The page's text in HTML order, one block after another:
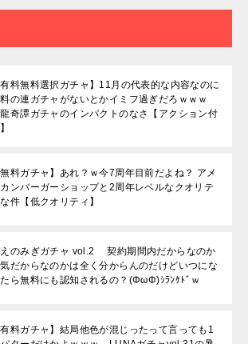
有料無料選択ガチャ】11月の代表的な内容なのに
の連ガチャがないとかイミフ過ぎだろｗｗｗ
奇譚ガチャのインパクトのなさ【アクション付
無料ガチャ】あれ？ｗ今7周年目前だよね？ アメ
カンバーガーショップと2周年レベルなクオリテ
件【低クオリティ】
えのみぎガチャ vol.2 契約期間内だからなのか
気だからなのかは全く分からんのだけどいつにな
ら無料にも認知されるの？(ΦωΦ)ｼﾗﾝｹﾄﾞｗ
有料ガチャ】結局他色が混じったって言っても1